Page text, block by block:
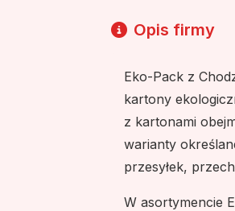
Opis firmy
Eko-Pack z
kartony
z kartonami
warianty
przesyłek,
W asortymencie